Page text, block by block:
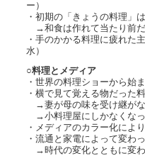
ー）
・初期の「きょうの料理」
→和食は作れて当たり前
・手のかかる料理に疲れた
水）
○料理とメディア
・世界の料理ショーから始
・横で見て覚える物だった
→妻が母の味を受け継が
→小料理屋にしかなくな
・メディアのカラー化によ
・流通と家電によって変わ
→時代の変化とともに変